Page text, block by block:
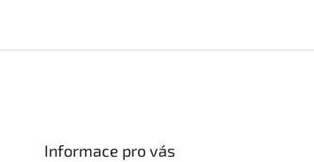
Informace pro vás